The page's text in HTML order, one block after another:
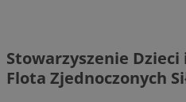
Stowarzyszenie Dzieci
Flota Zjednoczonych